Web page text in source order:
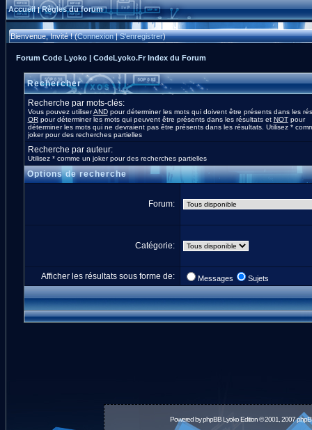
Accueil|Règles du forum
Bienvenue, Invité ! (Connexion|S'enregistrer)
Forum Code Lyoko | CodeLyoko.Fr Index du Forum
Rechercher
Recherche par mots-clés:
Vous pouvez utiliserANDpour déterminer les mots qui doivent être présents dans les
ORpour déterminer les mots qui peuvent être présents dans les résultats et NOTpour
déterminer les mots qui ne devraient pas être présents dans les résultats. Utilisez *
joker pour des recherches partielles
Recherche par auteur:
Utilisez * comme un joker pour des recherches partielles
Options de recherche
Forum:
Catégorie:
Afficher les résultats sous forme de: Messages Sujets
Powered byphpBBLyoko Edition © 2001, 2007